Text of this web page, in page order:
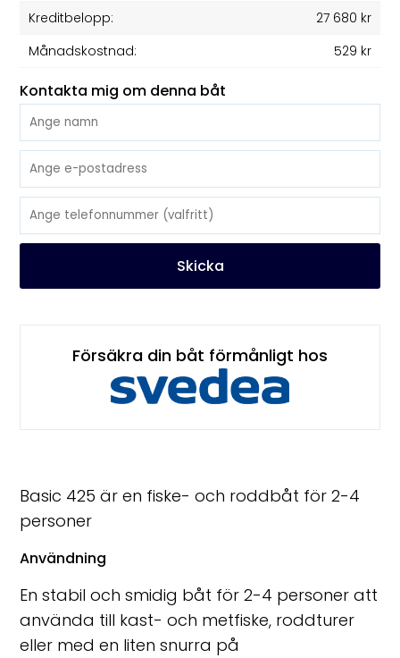
Kreditbelopp:
27 680 kr
Månadskostnad:
529 kr
Kontakta mig om denna båt
Skicka
Försäkra din båt förmånligt hos
Basic 425 är en fiske- och roddbåt för 2-4
personer
Användning
En stabil och smidig båt för 2-4 personer att
använda till kast- och metfiske, roddturer
eller med en liten snurra på